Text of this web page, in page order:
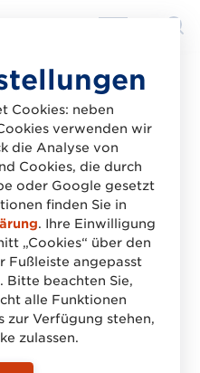
Trace
automatisch startet,
Button.
Cookies: neben
verwenden wir
die Analyse von
Cookies, die durch
oder Google gesetzt
finden Sie in
. Ihre Einwilligung
„Cookies“ über den
Fußleiste angepasst
beachten Sie,
alle Funktionen
zur Verfügung stehen,
zulassen.